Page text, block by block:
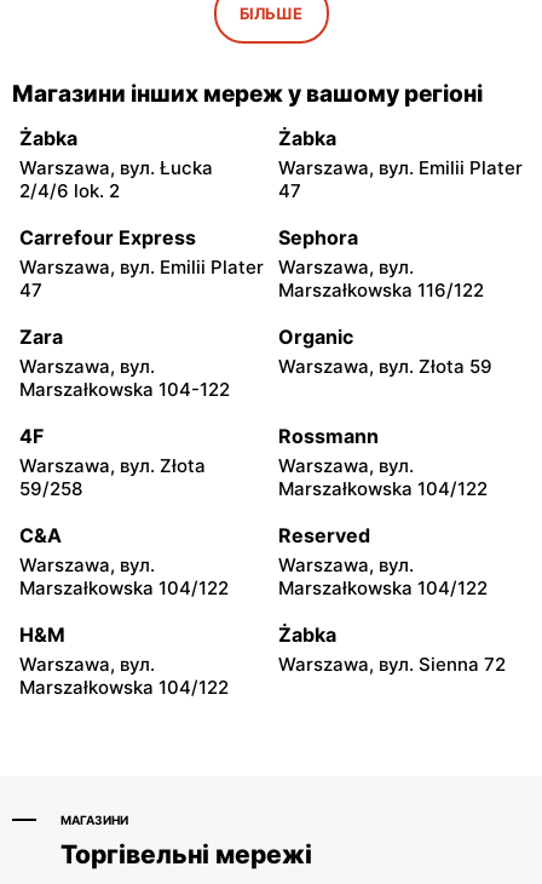
Michów, вул. Rynek II 5
Kazimierz Dolny, вул.
Wierzchoniów 31
Euro Sklep
Niepodległości 7
Euro Sklep
Końskie, вул. Brzozowa 13
Euro Sklep Euro Sklep
Euro Sklep
Skarżysko-Kamienna, вул.
Euro Sklep
Skarżysko-Kamienna, вул.
Euro Sklep
Siemiatycze, вул. Adama
Euro Sklep
Euro Sklep
Józefów nad Wisłą, вул. pl.
Euro Sklep
Ostrowiec Świętokrzyski al.
Euro Sklep
Ostrowiec Świętokrzyski,
Euro Sklep
Biała Podlaska, вул.
Euro Sklep
Ostrowiec Świętokrzyski,
Euro Sklep
БІЛЬШЕ
Магазини інших мереж у вашому регіоні
Żabka
Warszawa, вул. Łucka
2/4/6 lok. 2
Żabka
Warszawa, вул. Emilii Plater
47
Carrefour Express
Warszawa, вул. Emilii Plater
47
Sephora
Warszawa, вул.
Marszałkowska 116/122
Zara
Warszawa, вул.
Marszałkowska 104-122
Organic
Warszawa, вул. Złota 59
4F
Warszawa, вул. Złota
59/258
Rossmann
Warszawa, вул.
Marszałkowska 104/122
C&A
Warszawa, вул.
Marszałkowska 104/122
Reserved
Warszawa, вул.
Marszałkowska 104/122
H&M
Warszawa, вул.
Marszałkowska 104/122
Żabka
Warszawa, вул. Sienna 72
МАГАЗИНИ
Торгівельні мережі